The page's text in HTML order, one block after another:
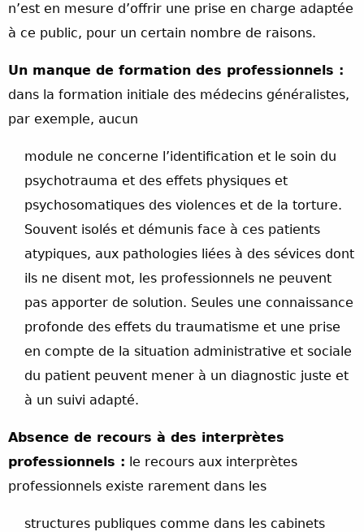
n’est en mesure d’offrir une prise en charge adaptée
à ce public, pour un certain nombre de raisons.
Un manque de formation des professionnels :
dans la formation initiale des médecins généralistes,
par exemple, aucun
module ne concerne l’identification et le soin du
psychotrauma et des effets physiques et
psychosomatiques des violences et de la torture.
Souvent isolés et démunis face à ces patients
atypiques, aux pathologies liées à des sévices dont
ils ne disent mot, les professionnels ne peuvent
pas apporter de solution. Seules une connaissance
profonde des effets du traumatisme et une prise
en compte de la situation administrative et sociale
du patient peuvent mener à un diagnostic juste et
à un suivi adapté.
Absence de recours à des interprètes
professionnels : le recours aux interprètes
professionnels existe rarement dans les
structures publiques comme dans les cabinets